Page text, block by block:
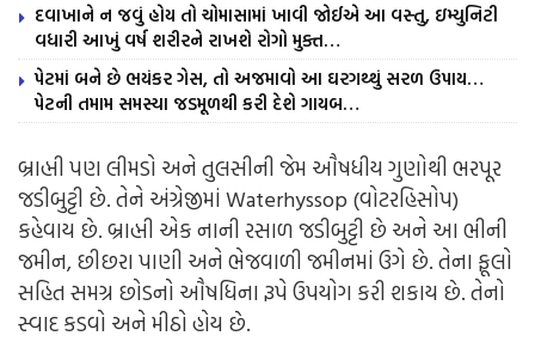
દવાખાને ન જવું હોય તો ચોમાસામાં ખાવી જોઈએ આ વસ્તુ, ઇમ્યુનિટી
વધારી આખું વર્ષ શરીરને રાખશે રોગો મુક્ત…
પેટમાં બને છે ભયંકર ગેસ, તો અજમાવો આ ઘરગથ્થું સરળ ઉપાય…
પેટની તમામ સમસ્યા જડમૂળથી કરી દેશે ગાયબ…
બ્રાહ્મી પણ લીમડો અને તુલસીની જેમ ઔષધીય ગુણોથી ભરપૂર
જડીબુટ્ટી છે. તેને અંગ્રેજીમાં Waterhyssop (વોટરહિસોપ)
કહેવાય છે. બ્રાહ્મી એક નાની રસાળ જડીબુટ્ટી છે અને આ ભીની
જમીન, છીછરા પાણી અને ભેજવાળી જમીનમાં ઉગે છે. તેના ફૂલો
સહિત સમગ્ર છોડનો ઔષધિના રૂપે ઉપયોગ કરી શકાય છે. તેનો
સ્વાદ કડવો અને મીઠો હોય છે.